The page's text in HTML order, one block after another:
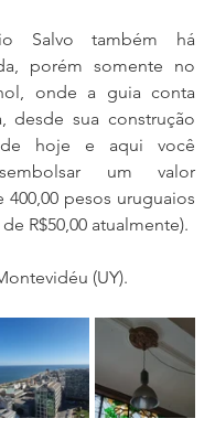
Salvo também há
porém somente no
onde a guia conta
desde sua construção
hoje e aqui você
um valor
pesos uruguaios
R$50,00 atualmente).
(UY).